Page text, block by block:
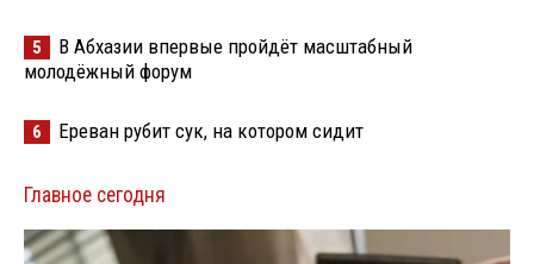
5
В Абхазии впервые пройдёт масштабный
молодёжный форум
6 Ереван рубит сук, на котором сидит
Главное сегодня